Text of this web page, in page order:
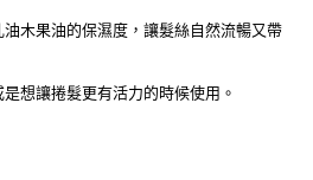
木果油的保濕度，讓髮絲自然流暢又帶
想讓捲髮更有活力的時候使用。